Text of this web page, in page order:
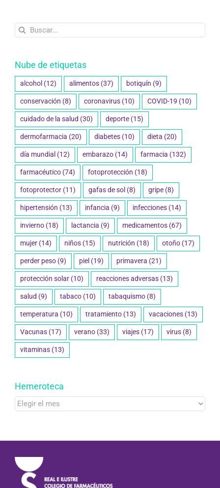
Buscar:
Nube de etiquetas
alcohol (12) alimentos (37) botiquín (9)
conservación (8) coronavirus (10) COVID-19 (10)
cuidado de la salud (30) deporte (15)
dermofarmacia (20) diabetes (10) dieta (20)
día mundial (12) embarazo (14) farmacia (132)
farmacéutico (74) fotoprotección (18)
fotoprotector (11) gafas de sol (8) gripe (8)
hipertensión (13) infancia (9) infecciones (14)
invierno (18) lactancia (9) medicamentos (67)
mujer (14) niños (15) nutrición (18) otoño (17)
perder peso (9) piel (19) primavera (21)
protección solar (10) reacciones adversas (13)
salud (9) tabaco (10) tabaquismo (8)
temperatura (10) tratamiento (13) vacaciones (13)
Vacunas (17) verano (33) viajes (17) virus (8)
vitaminas (13)
Hemeroteca
Hemeroteca